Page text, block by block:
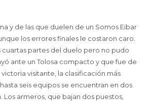
y de las que duelen de un Somos Eibar
los errores finales le costaron caro.
cuartas partes del duelo pero no pudo
ante un Tolosa compacto y que fue de
victoria visitante, la clasificación más
seis equipos se encuentran en dos
armeros, que bajan dos puestos,